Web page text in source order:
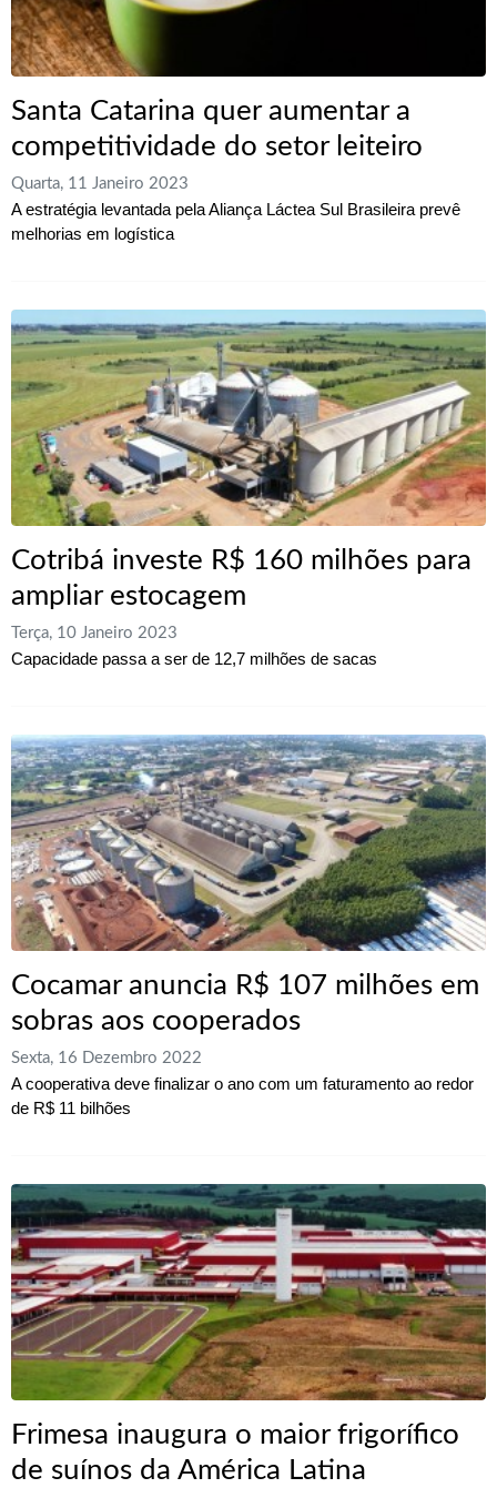
Santa Catarina quer aumentar a
competitividade do setor leiteiro
Quarta, 11 Janeiro 2023
A estratégia levantada pela Aliança Láctea Sul Brasileira prevê
melhorias em logística
Cotribá investe R$ 160 milhões para
ampliar estocagem
Terça, 10 Janeiro 2023
Capacidade passa a ser de 12,7 milhões de sacas
Cocamar anuncia R$ 107 milhões em
sobras aos cooperados
Sexta, 16 Dezembro 2022
A cooperativa deve finalizar o ano com um faturamento ao redor
de R$ 11 bilhões
Frimesa inaugura o maior frigorífico
de suínos da América Latina